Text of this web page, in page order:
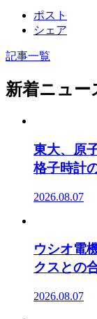
ポスト
シェア
記事一覧
新着ニュー
東大、原
格子時計
2026.08.07
ウシオ電
クスとの
2026.08.07